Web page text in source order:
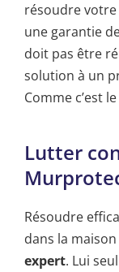
résoudre
une garantie
doit pas être
solution à un
Comme c’est
Lutter
Résoudre
dans la
expert. Lui